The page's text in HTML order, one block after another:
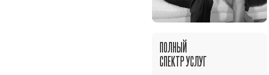
ПОЛНЫЙ
СПЕКТР УСЛУГ